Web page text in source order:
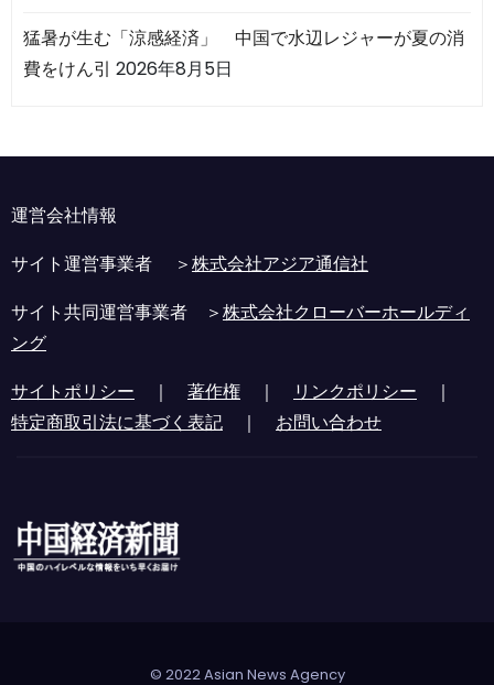
猛暑が生む「涼感経済」 中国で水辺レジャーが夏の消
費をけん引 2026年8月5日
運営会社情報
サイト運営事業者 ＞株式会社アジア通信社
サイト共同運営事業者 ＞株式会社クローバーホールディ
ング
サイトポリシー ｜ 著作権 ｜ リンクポリシー ｜
特定商取引法に基づく表記 ｜ お問い合わせ
© 2022 Asian News Agency